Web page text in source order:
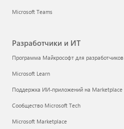
Microsoft Teams
Разработчики и ИТ
Программа Майкрософт для разработчиков
Microsoft Learn
Поддержка ИИ-приложений на Marketplace
Сообщество Microsoft Tech
Microsoft Marketplace